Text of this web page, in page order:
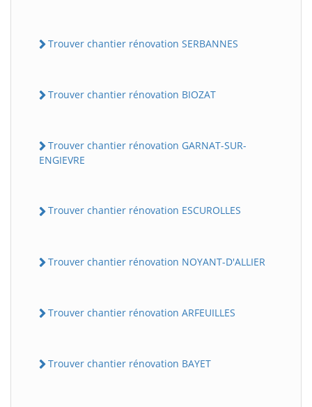
Trouver chantier rénovation SERBANNES
Trouver chantier rénovation BIOZAT
Trouver chantier rénovation GARNAT-SUR-
ENGIEVRE
Trouver chantier rénovation ESCUROLLES
Trouver chantier rénovation NOYANT-D'ALLIER
Trouver chantier rénovation ARFEUILLES
Trouver chantier rénovation BAYET